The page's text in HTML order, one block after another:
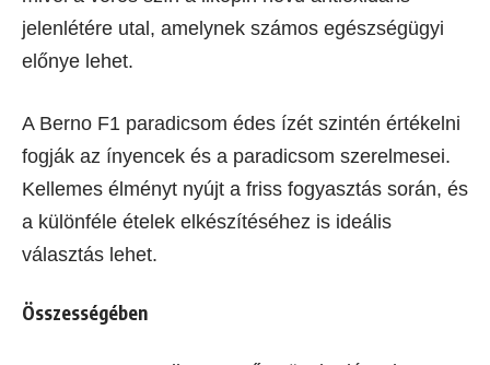
jelenlétére utal, amelynek számos egészségügyi
előnye lehet.
A Berno F1 paradicsom édes ízét szintén értékelni
fogják az ínyencek és a paradicsom szerelmesei.
Kellemes élményt nyújt a friss fogyasztás során, és
a különféle ételek elkészítéséhez is ideális
választás lehet.
Összességében